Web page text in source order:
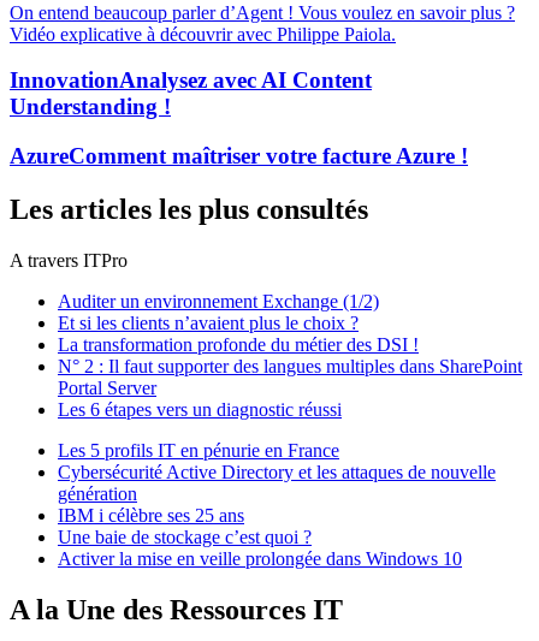
On entend beaucoup parler d’Agent ! Vous voulez en savoir plus ?
Vidéo explicative à découvrir avec Philippe Paiola.
InnovationAnalysez avec AI Content
Understanding !
AzureComment maîtriser votre facture Azure !
Les articles les plus consultés
A travers ITPro
Auditer un environnement Exchange (1/2)
Et si les clients n’avaient plus le choix ?
La transformation profonde du métier des DSI !
N° 2 : Il faut supporter des langues multiples dans SharePoint
Portal Server
Les 6 étapes vers un diagnostic réussi
Les 5 profils IT en pénurie en France
Cybersécurité Active Directory et les attaques de nouvelle
génération
IBM i célèbre ses 25 ans
Une baie de stockage c’est quoi ?
Activer la mise en veille prolongée dans Windows 10
A la Une des Ressources IT